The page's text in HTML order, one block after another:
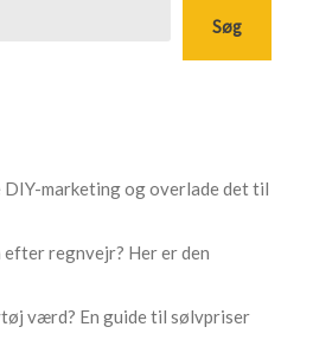
Søg
marketing og overlade det til
regnvejr? Her er den
værd? En guide til sølvpriser